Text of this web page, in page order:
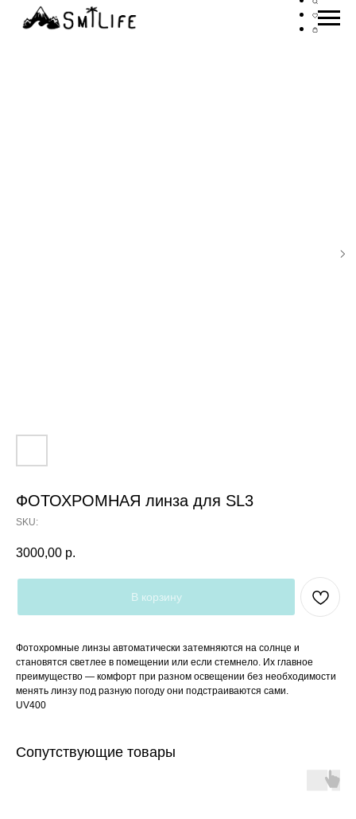
ФОТОХРОМНАЯ линза для SL3
SKU:
3000,00 р.
В корзину
Фотохромные линзы автоматически затемняются на солнце и
становятся светлее в помещении или если стемнело. Их главное
преимущество — комфорт при разном освещении без необходимости
менять линзу под разную погоду они подстраиваются сами.
UV400
Сопутствующие товары